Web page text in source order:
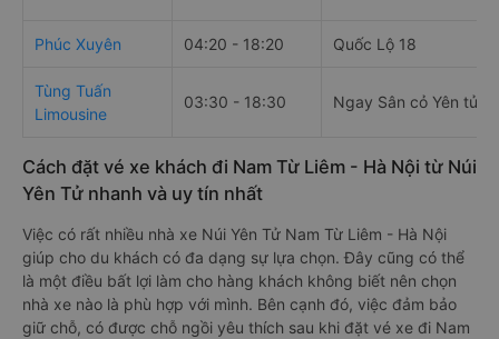
Phúc Xuyên 04:20 - 18:20 Quốc Lộ 18
Tùng Tuấn
Limousine
03:30 - 18:30 Ngay Sân cỏ Yên tử
Cách đặt vé xe khách đi Nam Từ Liêm - Hà Nội từ Núi
Yên Tử nhanh và uy tín nhất
Việc có rất nhiều nhà xe Núi Yên Tử Nam Từ Liêm - Hà Nội
giúp cho du khách có đa dạng sự lựa chọn. Đây cũng có thể
là một điều bất lợi làm cho hàng khách không biết nên chọn
nhà xe nào là phù hợp với mình. Bên cạnh đó, việc đảm bảo
giữ chỗ, có được chỗ ngồi yêu thích sau khi đặt vé xe đi Nam